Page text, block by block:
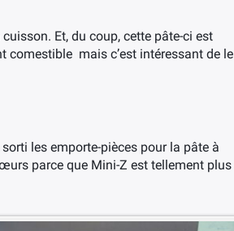
Et, du coup, cette pâte-ci est
comestible mais c’est intéressant de le
les emporte-pièces pour la pâte à
parce que Mini-Z est tellement plus